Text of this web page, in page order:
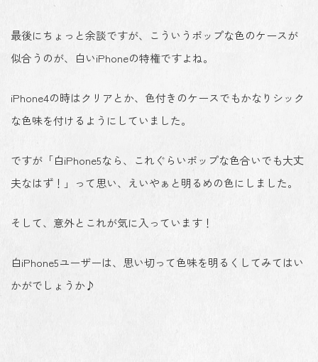
最後にちょっと余談ですが、こういうポップな色のケースが
似合うのが、白いiPhoneの特権ですよね。
iPhone4の時はクリアとか、色付きのケースでもかなりシック
な色味を付けるようにしていました。
ですが「白iPhone5なら、これぐらいポップな色合いでも大丈
夫なはず！」って思い、えいやぁと明るめの色にしました。
そして、意外とこれが気に入っています！
白iPhone5ユーザーは、思い切って色味を明るくしてみてはい
かがでしょうか♪